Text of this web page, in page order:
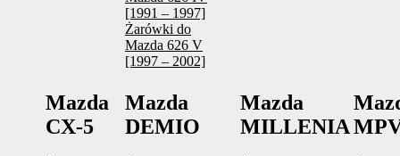
[1991 – 1997]
Żarówki do
Mazda 626 V
[1997 – 2002]
Mazda
CX-5
Mazda
DEMIO
Mazda
MILLENIA